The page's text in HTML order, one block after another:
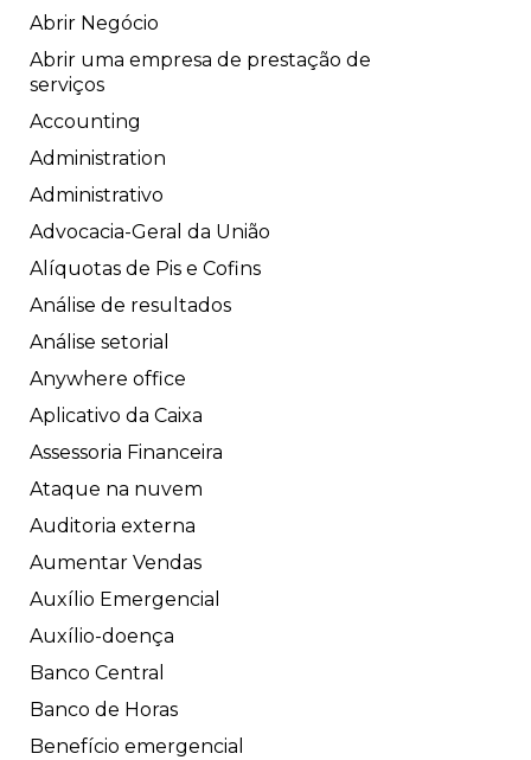
Abrir Negócio
Abrir uma empresa de prestação de
serviços
Accounting
Administration
Administrativo
Advocacia-Geral da União
Alíquotas de Pis e Cofins
Análise de resultados
Análise setorial
Anywhere office
Aplicativo da Caixa
Assessoria Financeira
Ataque na nuvem
Auditoria externa
Aumentar Vendas
Auxílio Emergencial
Auxílio-doença
Banco Central
Banco de Horas
Benefício emergencial